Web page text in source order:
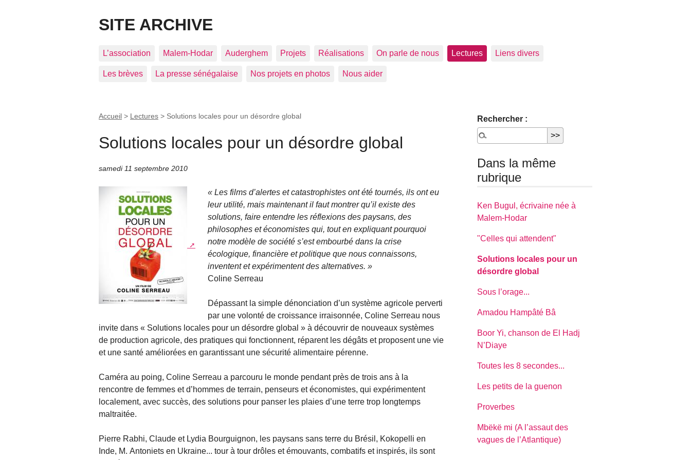
SITE ARCHIVE
L’association Malem-Hodar Auderghem Projets Réalisations On parle de nous Lectures Liens divers
Les brèves La presse sénégalaise Nos projets en photos Nous aider
Accueil > Lectures > Solutions locales pour un désordre global
Solutions locales pour un désordre global
samedi 11 septembre 2010
« Les films d’alertes et catastrophistes ont été tournés, ils ont eu
leur utilité, mais maintenant il faut montrer qu’il existe des
solutions, faire entendre les réflexions des paysans, des
philosophes et économistes qui, tout en expliquant pourquoi
notre modèle de société s’est embourbé dans la crise
écologique, financière et politique que nous connaissons,
inventent et expérimentent des alternatives. »
Coline Serreau
Dépassant la simple dénonciation d’un système agricole perverti
par une volonté de croissance irraisonnée, Coline Serreau nous
invite dans « Solutions locales pour un désordre global » à découvrir de nouveaux systèmes
de production agricole, des pratiques qui fonctionnent, réparent les dégâts et proposent une vie
et une santé améliorées en garantissant une sécurité alimentaire pérenne.
Caméra au poing, Coline Serreau a parcouru le monde pendant près de trois ans à la
rencontre de femmes et d’hommes de terrain, penseurs et économistes, qui expérimentent
localement, avec succès, des solutions pour panser les plaies d’une terre trop longtemps
maltraitée.
Pierre Rabhi, Claude et Lydia Bourguignon, les paysans sans terre du Brésil, Kokopelli en
Inde, M. Antoniets en Ukraine... tour à tour drôles et émouvants, combatifs et inspirés, ils sont
Rechercher :
Dans la même
rubrique
Ken Bugul, écrivaine née à
Malem-Hodar
"Celles qui attendent"
Solutions locales pour un
désordre global
Sous l’orage...
Amadou Hampâté Bâ
Boor Yi, chanson de El Hadj
N’Diaye
Toutes les 8 secondes...
Les petits de la guenon
Proverbes
Mbëkë mi (A l’assaut des
vagues de l’Atlantique)